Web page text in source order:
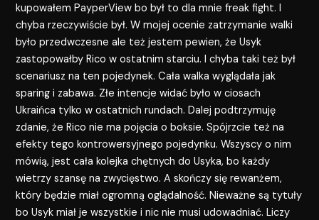
kupowałem PayperView bo był to dla mnie freak fight. I
chyba rzeczywiście był. W mojej ocenie zatrzymanie walki
było przedwczesne ale też jestem pewien, że Usyk
zastopowałby Rico w ostatnim starciu. I chyba taki też był
scenariusz na ten pojedynek. Cała walka wyglądała jak
sparing i zabawa. Złe intencje widać było w ciosach
Ukraińca tylko w ostatnich rundach. Dalej podtrzymuję
zdanie, że Rico nie ma pojęcia o boksie. Spójrzcie też na
efekty tego kontrowersyjnego pojedynku. Wszyscy o nim
mówią, jest cała kolejka chętnych do Usyka, bo każdy
wietrzy szansę na zwycięstwo. A skończy się rewanżem,
który będzie miał ogromną oglądalność. Nieważne są tytuły
bo Usyk miał je wszystkie i nic nie musi udowadniać. Liczy